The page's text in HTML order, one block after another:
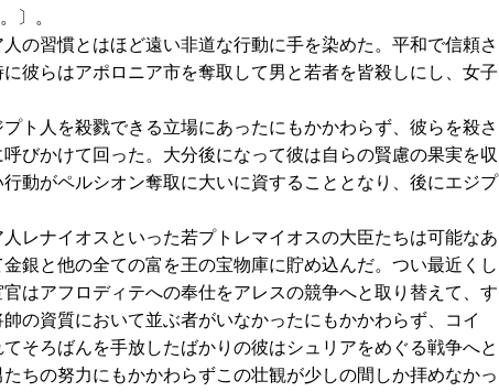
〕。
の習慣とはほど遠い非道な行動に手を染めた。平和で信頼さ
彼らはアポロニア市を奪取して男と若者を皆殺しにし、女子
ト人を殺戮できる立場にあったにもかかわらず、彼らを殺さ
びかけて回った。大分後になって彼は自らの賢慮の果実を収
動がペルシオン奪取に大いに資することとなり、後にエジプ
レナイオスといった若プトレマイオスの大臣たちは可能なあ
銀と他の全ての富を王の宝物庫に貯め込んだ。つい最近くし
はアフロディテへの奉仕をアレスの競争へと取り替えて、す
の資質において並ぶ者がいなかったにもかかわらず、コイ
そろばんを手放したばかりの彼はシュリアをめぐる戦争へと
ちの努力にもかかわらずこの壮観が少しの間しか拝めなかっ